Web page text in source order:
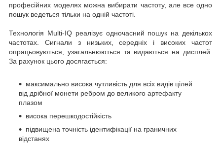
професійних моделях можна вибирати частоту, але все одно
пошук ведеться тільки на одній частоті.
Технологія Multi-IQ реалізує одночасний пошук на декількох
частотах. Сигнали з низьких, середніх і високих частот
опрацьовуються, узагальнюються та видаються на дисплей.
За рахунок цього досягається:
максимально висока чутливість для всіх видів цілей
від дрібної монети ребром до великого артефакту
плазом
висока перешкодостійкість
підвищена точність ідентифікації на граничних
відстанях